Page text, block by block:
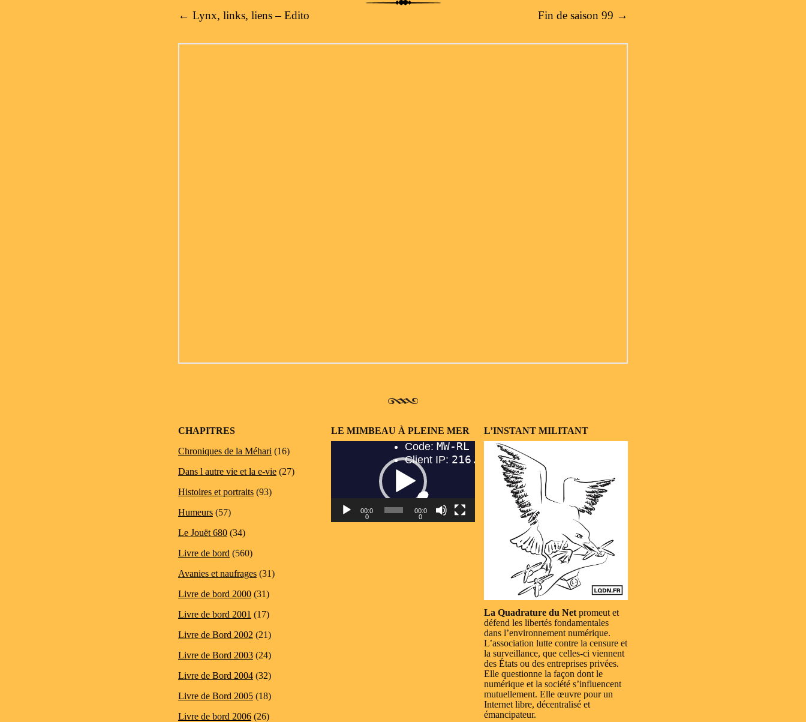
Post navigation
← Lynx, links, liens – Edito Fin de saison 99 →
CHAPITRES
Chroniques de la Méhari (16)
Dans l autre vie et la e-vie (27)
Histoires et portraits (93)
Humeurs (57)
Le Jouët 680 (34)
Livre de bord (560)
Avanies et naufrages (31)
Livre de bord 2000 (31)
Livre de bord 2001 (17)
Livre de Bord 2002 (21)
Livre de Bord 2003 (24)
Livre de Bord 2004 (32)
Livre de Bord 2005 (18)
Livre de bord 2006 (26)
LE MIMBEAU À PLEINE MER
00:0
0
00:0
0
L’INSTANT MILITANT
La Quadrature du Net promeut et
défend les libertés fondamentales
dans l’environnement numérique.
L’association lutte contre la censure et
la surveillance, que celles-ci viennent
des États ou des entreprises privées.
Elle questionne la façon dont le
numérique et la société s’influencent
mutuellement. Elle œuvre pour un
Internet libre, décentralisé et
émancipateur.